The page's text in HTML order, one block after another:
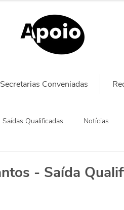
Secretarias Conveniadas
Saídas Qualificadas Notícias
- Saída